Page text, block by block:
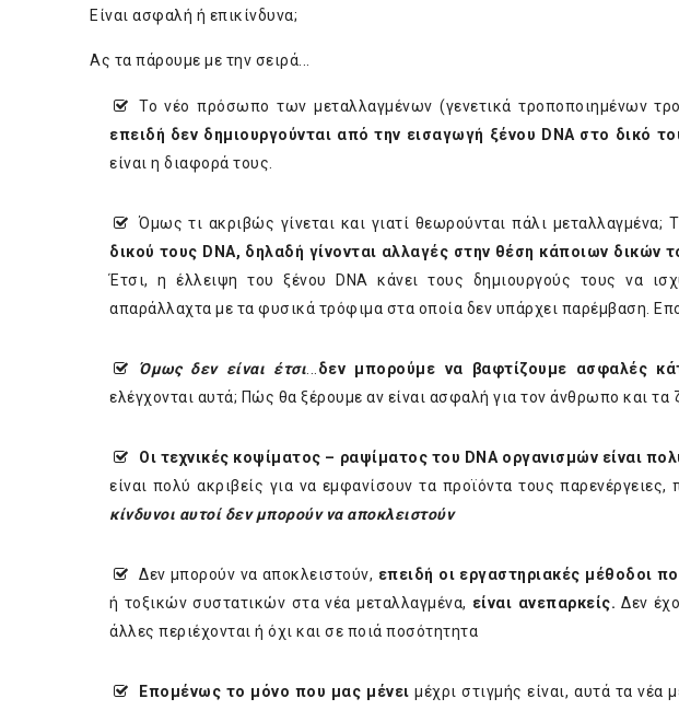
Είναι ασφαλή ή επικίνδυνα;
Ας τα πάρουμε με την σειρά...
Το νέο πρόσωπο των μεταλλαγμένων (γενετικά τροποποιημένων
επειδή δεν δημιουργούνται από την εισαγωγή ξένου DNA στο δικό
είναι η διαφορά τους.
Όμως τι ακριβώς γίνεται και γιατί θεωρούνται πάλι μεταλλαγμένα;
δικού τους DNA, δηλαδή γίνονται αλλαγές στην θέση κάποιων δικών
Έτσι, η έλλειψη του ξένου DNA κάνει τους δημιουργούς τους να
απαράλλαχτα με τα φυσικά τρόφιμα στα οποία δεν υπάρχει παρέμβαση.
Όμως δεν είναι έτσι δεν μπορούμε να βαφτίζουμε ασφαλές
ελέγχονται αυτά; Πώς θα ξέρουμε αν είναι ασφαλή για τον άνθρωπο και τα
Οι τεχνικές κοψίματος – ραψίματος του DNA οργανισμών είναι
είναι πολύ ακριβείς για να εμφανίσουν τα προϊόντα τους
κίνδυνοι αυτοί δεν μπορούν να αποκλειστούν
Δεν μπορούν να αποκλειστούν, επειδή οι εργαστηριακές μέθοδοι
ή τοξικών συστατικών στα νέα μεταλλαγμένα, είναι ανεπαρκείς. Δεν
άλλες περιέχονται ή όχι και σε ποιά ποσότητητα
Επομένως το μόνο που μας μένει μέχρι στιγμής είναι, αυτά τα νέα